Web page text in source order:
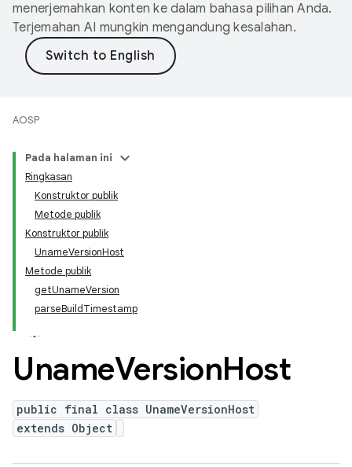
menerjemahkan konten ke dalam bahasa pilihan Anda.
Terjemahan AI mungkin mengandung kesalahan.
AOSP
Pada halaman ini
Ringkasan
Konstruktor publik
Metode publik
Konstruktor publik
UnameVersionHost
Metode publik
getUnameVersion
parseBuildTimestamp
UnameVersionHost
public final class UnameVersionHost
extends Object